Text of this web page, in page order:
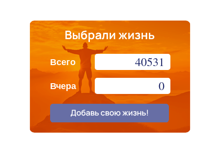
Всего 40531
Вчера 0